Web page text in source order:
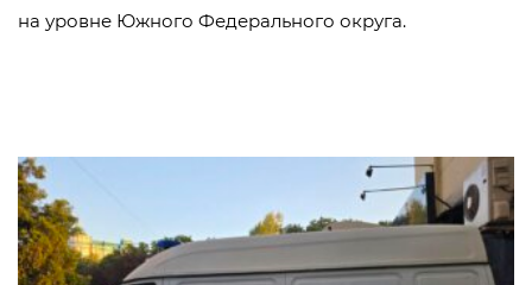
на уровне Южного Федерального округа.